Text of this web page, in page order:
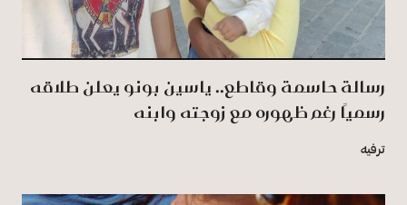
رسالة حاسمة وقاطع.. ياسين بونو يعلن طلاقه
رسميًا رغم ظهوره مع زوجته وابنه
ترفيه